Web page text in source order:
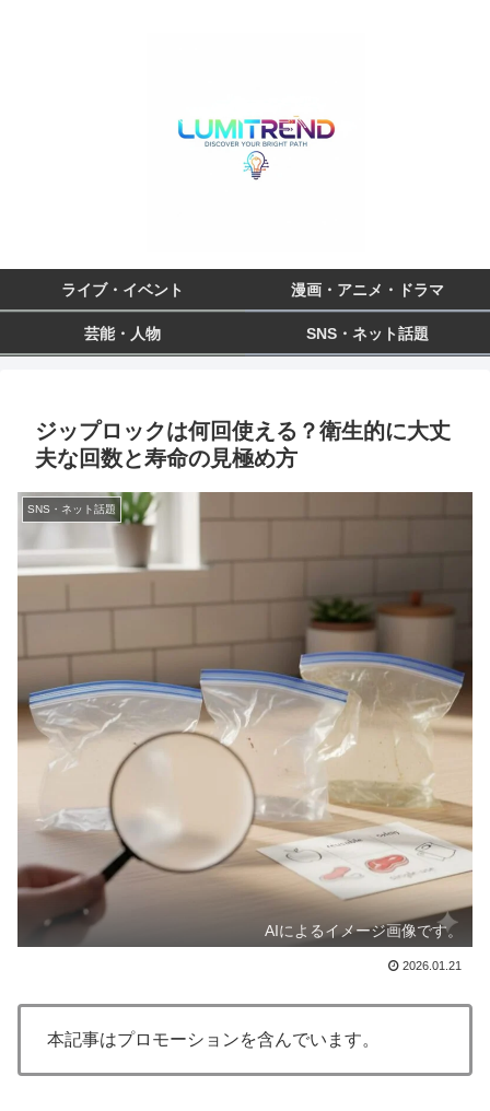
ライブ・イベント 漫画・アニメ・ドラマ
芸能・人物 SNS・ネット話題
ジップロックは何回使える？衛生的に大丈
夫な回数と寿命の見極め方
SNS・ネット話題
AIによるイメージ画像です。
2026.01.21
本記事はプロモーションを含んでいます。